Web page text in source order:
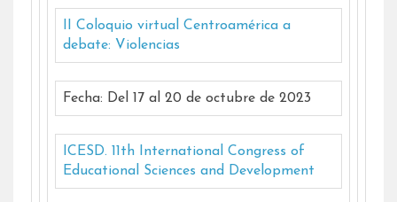
II Coloquio virtual Centroamérica a
debate: Violencias
Fecha: Del 17 al 20 de octubre de 2023
ICESD. 11th International Congress of
Educational Sciences and Development